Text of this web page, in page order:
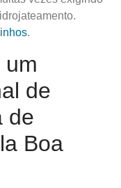
.
um
de
de
Boa